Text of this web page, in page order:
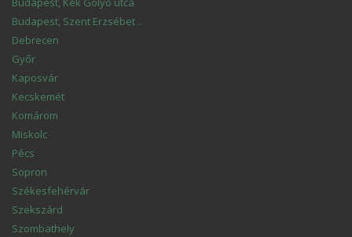
Budapest, Szent Erzsébet ..
Debrecen
Győr
Kaposvár
Kecskemét
Komárom
Miskolc
Pécs
Sopron
Székesfehérvár
Szekszárd
Szombathely